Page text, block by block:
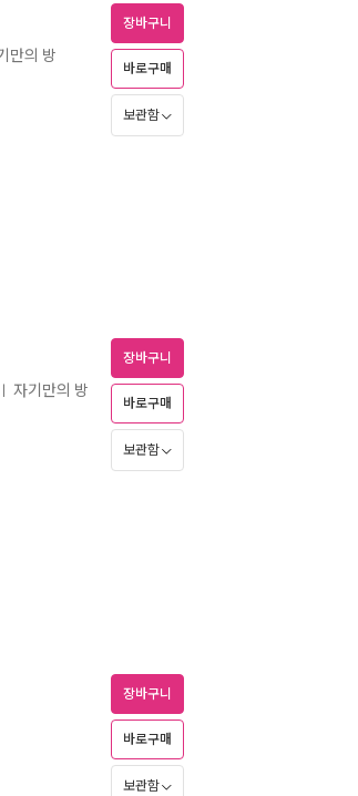
만의 방
장바구니
바로구매
보관함
자기만의 방
장바구니
바로구매
보관함
장바구니
바로구매
보관함